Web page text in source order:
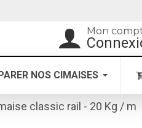
Mon
NOS CIMAISES
classic rail - 20 Kg / m